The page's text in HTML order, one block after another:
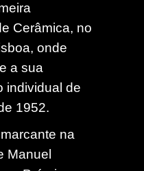
Cerâmica, no
onde
a sua
individual de
1952.
na
Manuel